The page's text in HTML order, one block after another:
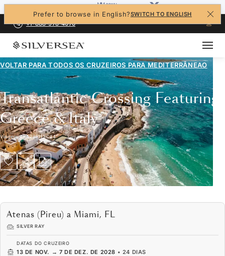
Prefer to browse in English?SWITCH TO ENGLISH
+1-888-978-4070
VOLTAR PARA TODOS OS CRUZEIROS PARAMEDITERRÂNEAO
Transatlantic Crossing Featuring
Greece & Italy
Viagem#RA281113C24
Atenas (Pireu) a Miami, FL
SILVER RAY
DATAS DO CRUZEIRO
13 DE NOV. → 7 DE DEZ. DE 2028 • 24 DIAS